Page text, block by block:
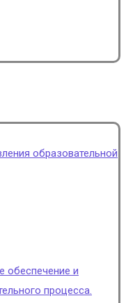
образовательной
обеспечение и
процесса.